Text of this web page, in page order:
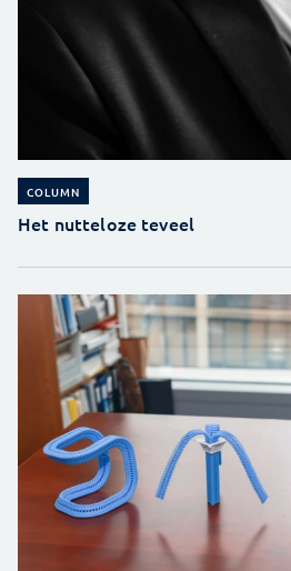
COLUMN
Het nutteloze teveel